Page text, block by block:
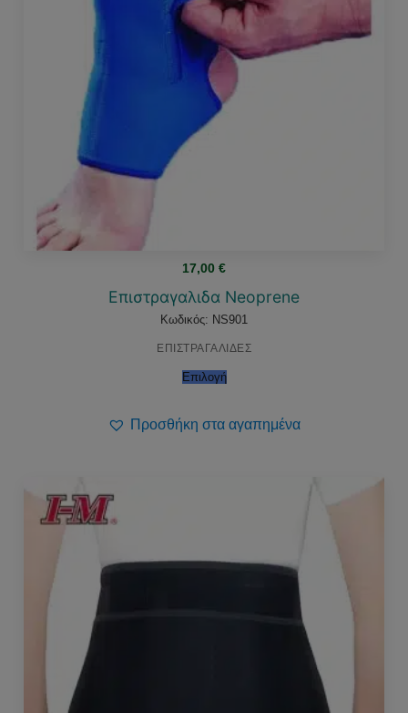
17,00 €
Επιστραγαλιδα Neoprene
Κωδικός: NS901
ΕΠΙΣΤΡΑΓΑΛΙΔΕΣ
Επιλογή
Προσθήκη στα αγαπημένα